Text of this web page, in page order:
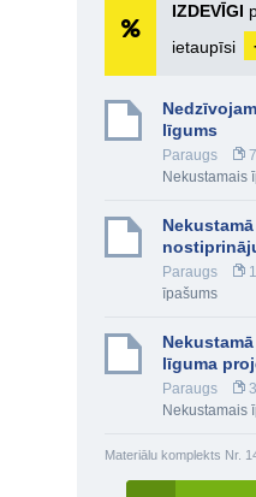
IZDEVĪGI
ietaupīsi
līgums
Paraugs 7
Nekustamais
Paraugs 1
īpašums
līguma
Paraugs 3
Nekustamais
Materiālu komplekts Nr.